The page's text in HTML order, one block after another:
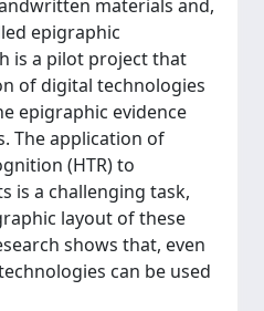
materials and,
epigraphic
is a pilot project that
of digital technologies
epigraphic evidence
The application of
(HTR) to
is a challenging task,
layout of these
shows that, even
can be used